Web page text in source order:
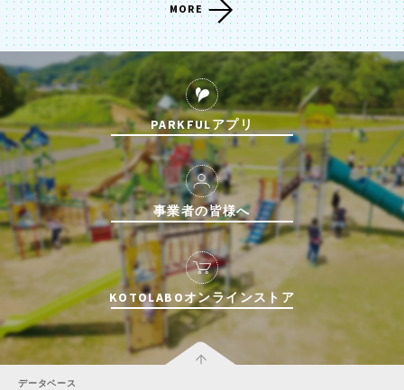
MORE
PARKFULアプリ
事業者の皆様へ
KOTOLABOオンラインストア
データベース